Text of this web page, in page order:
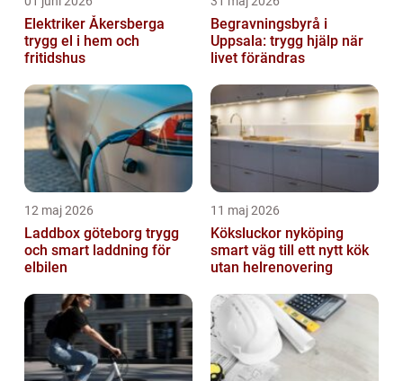
Elektriker Åkersberga
trygg el i hem och
fritidshus
Begravningsbyrå i
Uppsala: trygg hjälp när
livet förändras
12 maj 2026
Laddbox göteborg trygg
och smart laddning för
elbilen
11 maj 2026
Köksluckor nyköping
smart väg till ett nytt kök
utan helrenovering